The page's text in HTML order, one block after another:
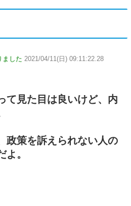
ました 2021/04/11(日) 09:11:22.28
て見た目は良いけど、内
政策を訴えられない人の
。